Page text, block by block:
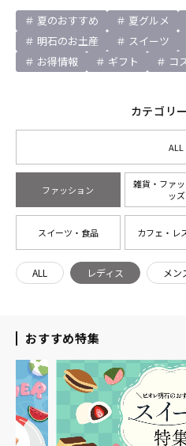
夏のおすすめ 夏グルメ
明石のお土産
スイーツ
お得情報
ギフト コ
カテゴリ
ALL
ファッション
雑貨・ファ
ッズ
スイーツ・食品 カフェ・レ
ALL レディス メン
おすすめ特集